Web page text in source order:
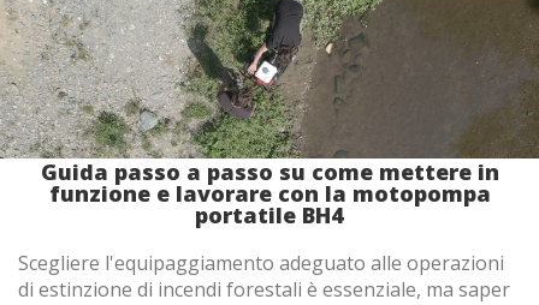
Accesso
Hai dimenticato la tua password?
o
Crea un account
Strumenti
Pompe e attrezzature
Camion antincendio forestale
Aerial
Accessori
Guida passo a passo su come mettere in
funzione e lavorare con la motopompa
portatile BH4
Scegliere l'equipaggiamento adeguato alle operazioni
di estinzione di incendi forestali è essenziale, ma saper